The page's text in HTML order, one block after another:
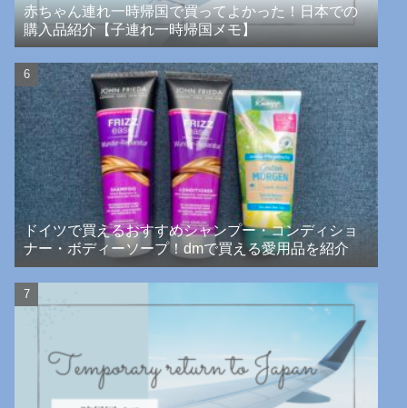
赤ちゃん連れ一時帰国で買ってよかった！日本での
購入品紹介【子連れ一時帰国メモ】
ドイツで買えるおすすめシャンプー・コンディショ
ナー・ボディーソープ！dmで買える愛用品を紹介